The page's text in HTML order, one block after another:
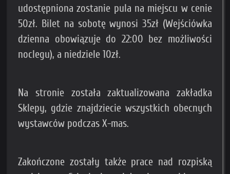
udostępniona zostanie pula na miejscu w cenie
50zł. Bilet na sobotę wynosi 35zł (Wejściówka
dzienna obowiązuje do 22:00 bez możliwości
noclegu), a niedziele 10zł.
Na stronie została zaktualizowana zakładka
Sklepy, gdzie znajdziecie wszystkich obecnych
wystawców podczas X-mas.
Zakończone zostały także prace nad rozpiską